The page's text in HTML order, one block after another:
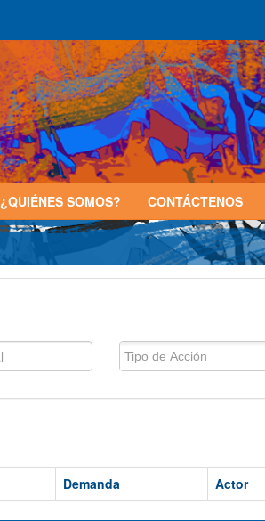
¿QUIÉNES SOMOS? CONTÁCTENOS
Demanda Actor